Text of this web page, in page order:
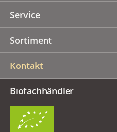
Service
Sortiment
Kontakt
Biofachhändler